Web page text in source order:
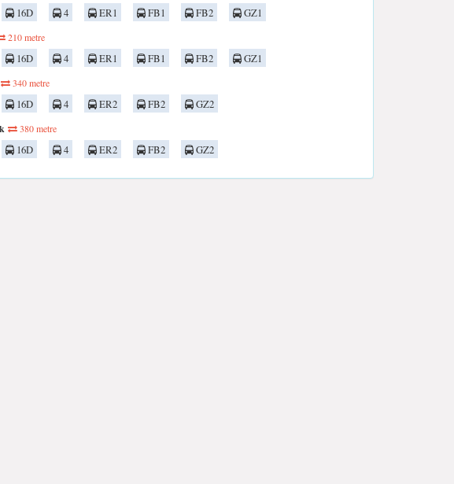
16D 4 ER1 FB1 FB2
GZ1
210 metre
16D 4 ER1 FB1 FB2
GZ1
340 metre
16D 4 ER2 FB2
GZ2
380 metre
16D 4 ER2 FB2 GZ2